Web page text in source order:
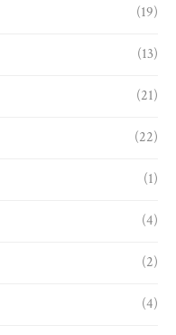
(19)
(13)
(21)
(22)
(1)
(4)
(2)
(4)